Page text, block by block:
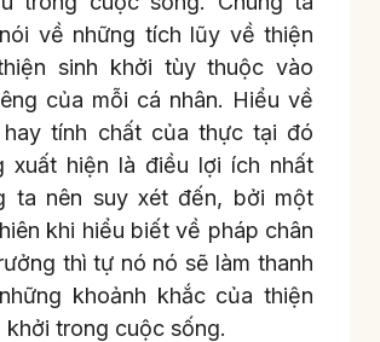
về những tích lũy về thiện
sinh khởi tùy thuộc vào
của mỗi cá nhân. Hiểu về
hay tính chất của thực tại đó
xuất hiện là điều lợi ích nhất
ta nên suy xét đến, bởi một
khi hiểu biết về pháp chân
thì tự nó nó sẽ làm thanh
khoảnh khắc của thiện
khởi trong cuộc sống.